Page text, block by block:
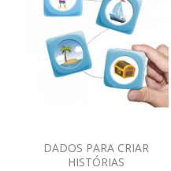
DADOS PARA CRIAR
HISTÓRIAS